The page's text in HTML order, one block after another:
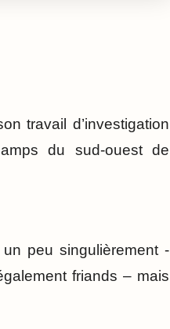
travail d’investigation
du sud-ouest de
peu singulièrement -
friands – mais